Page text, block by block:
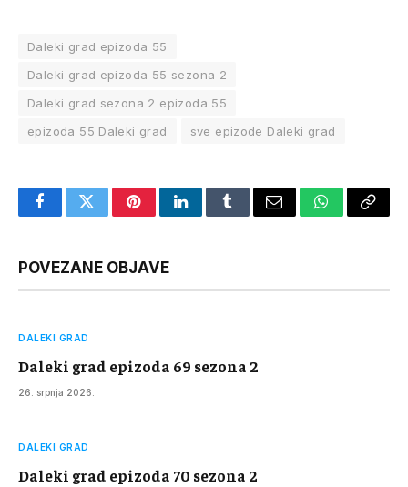
Daleki grad epizoda 55
Daleki grad epizoda 55 sezona 2
Daleki grad sezona 2 epizoda 55
epizoda 55 Daleki grad
sve epizode Daleki grad
FacebookTwitterPinterestLinkedInTumblrEmail WhatsApp
Copy
POVEZANE OBJAVE
DALEKI GRAD
Daleki grad epizoda 69 sezona 2
26. srpnja 2026.
DALEKI GRAD
Daleki grad epizoda 70 sezona 2